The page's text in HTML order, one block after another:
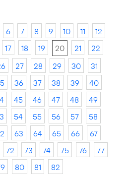
6 7 8 9 10 11
12
17 18 19 20 21
22
27 28 29 30
31
36 37 38 39
40
45 46 47 48
49
54 55 56 57
58
63 64 65 66
67
72 73 74 75 76
77
80 81 82